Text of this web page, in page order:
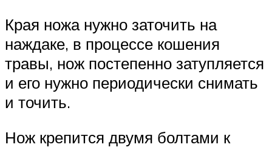
Края ножа нужно заточить на
наждаке, в процессе кошения
травы, нож постепенно затупляется
и его нужно периодически снимать
и точить.
Нож крепится двумя болтами к